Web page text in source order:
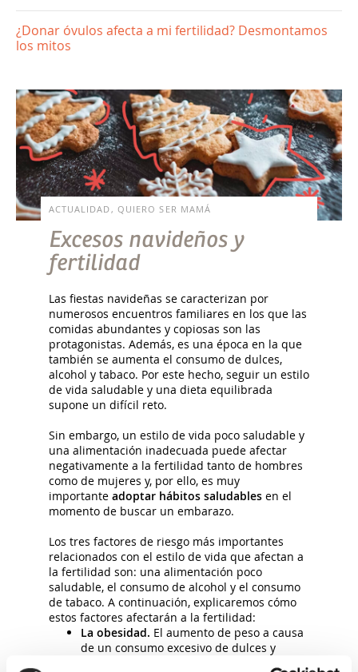
¿Donar óvulos afecta a mi fertilidad? Desmontamos
los mitos
ACTUALIDAD, QUIERO SER MAMÁ
Excesos navideños y
fertilidad
Las fiestas navideñas se caracterizan por
numerosos encuentros familiares en los que las
comidas abundantes y copiosas son las
protagonistas. Además, es una época en la que
también se aumenta el consumo de dulces,
alcohol y tabaco. Por este hecho, seguir un estilo
de vida saludable y una dieta equilibrada
supone un difícil reto.
Sin embargo, un estilo de vida poco saludable y
una alimentación inadecuada puede afectar
negativamente a la fertilidad tanto de hombres
como de mujeres y, por ello, es muy
importante adoptar hábitos saludablesen el
momento de buscar un embarazo.
Los tres factores de riesgo más importantes
relacionados con el estilo de vida que afectan a
la fertilidad son: una alimentación poco
saludable, el consumo de alcohol y el consumo
de tabaco. A continuación, explicaremos cómo
estos factores afectarán a la fertilidad:
La obesidad. El aumento de peso a causa
de un consumo excesivo de dulces y